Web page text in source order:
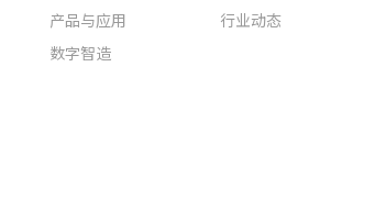
产品与应用
数字智造
行业动态